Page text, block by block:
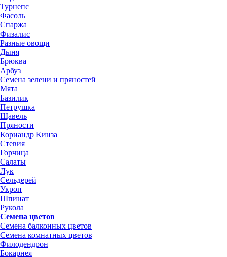
Турнепс
Фасоль
Спаржа
Физалис
Разные овощи
Дыня
Брюква
Арбуз
Семена зелени и пряностей
Мята
Базилик
Петрушка
Щавель
Пряности
Кориандр Кинза
Стевия
Горчица
Салаты
Лук
Сельдерей
Укроп
Шпинат
Рукола
Семена цветов
Семена балконных цветов
Семена комнатных цветов
Филодендрон
Бокарнея